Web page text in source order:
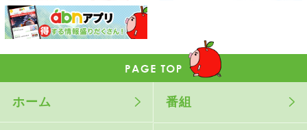
ホーム 番組